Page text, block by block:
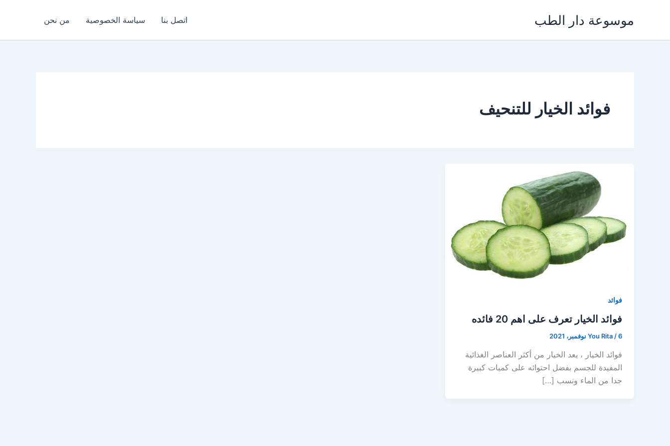
موسوعة دار الطب اتصل بنا سياسة الخصوصية من نحن
فوائد الخيار للتنحيف
فوائد
فوائد الخيار تعرف على اهم 20 فائده
You Rita /6 نوفمبر، 2021
فوائد الخيار ، يعد الخيار من أكثر العناصر الغذائية
المفيدة للجسم بفضل احتوائه على كميات كبيرة
جدا من الماء ونسب […]